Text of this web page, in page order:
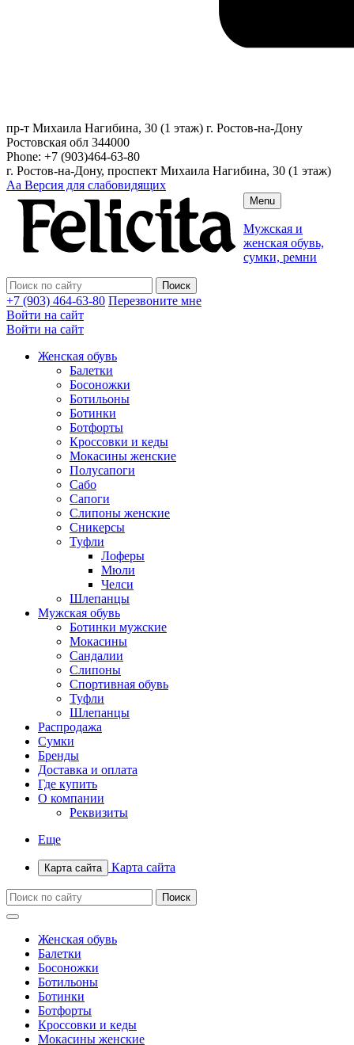
пр-т Михаила Нагибина, 30 (1 этаж) г. Ростов-на-Дону
Ростовская обл 344000
Phone: +7 (903)464-63-80
г. Ростов-на-Дону, проспект Михаила Нагибина, 30 (1 этаж)
Аа Версия для слабовидящих
Menu
Мужская и
женская обувь,
сумки, ремни
+7 (903) 464-63-80 Перезвоните мне
Войти на сайт
Войти на сайт
Женская обувь
Балетки
Босоножки
Ботильоны
Ботинки
Ботфорты
Кроссовки и кеды
Мокасины женские
Полусапоги
Сабо
Сапоги
Слипоны женские
Сникерсы
Туфли
Лоферы
Мюли
Челси
Шлепанцы
Мужская обувь
Ботинки мужские
Мокасины
Сандалии
Слипоны
Спортивная обувь
Туфли
Шлепанцы
Распродажа
Сумки
Бренды
Доставка и оплата
Где купить
О компании
Реквизиты
Еще
Карта сайта Карта сайта
Женская обувь
Балетки
Босоножки
Ботильоны
Ботинки
Ботфорты
Кроссовки и кеды
Мокасины женские